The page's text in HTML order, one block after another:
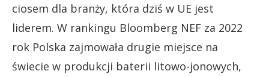
ciosem dla branży, która dziś w UE jest
liderem. W rankingu Bloomberg NEF za 2022
rok Polska zajmowała drugie miejsce na
świecie w produkcji baterii litowo-jonowych,